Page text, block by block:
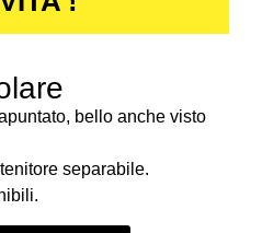
bello anche visto
separabile.